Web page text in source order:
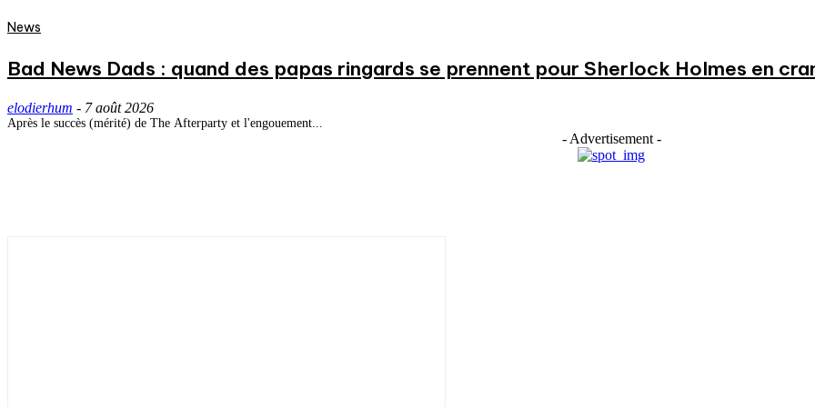
News
Bad News Dads : quand des papas ringards se prennent pour Sherlock Holmes en
elodierhum - 7 août 2026
Après le succès (mérité) de The Afterparty et l'engouement...
- Advertisement -